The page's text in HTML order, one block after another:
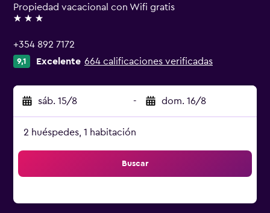
Propiedad vacacional con Wifi gratis
3 estrellas
+354 892 7172
9,1 Excelente 664 calificaciones verificadas
sáb. 15/8 - dom. 16/8
2 huéspedes, 1 habitación
Buscar